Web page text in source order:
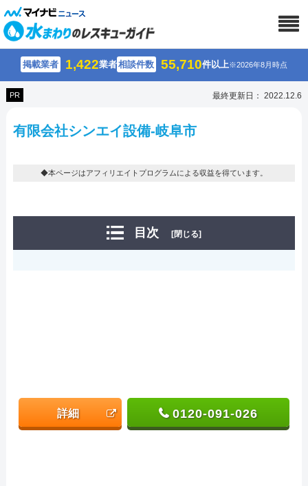
掲載業者 1,422業者相談件数 55,710件以上※2026年8月時点
PR 最終更新日： 2022.12.6
有限会社シンエイ設備-岐阜市
◆本ページはアフィリエイトプログラムによる収益を得ています。
目次 [閉じる]
詳細 0120-091-026